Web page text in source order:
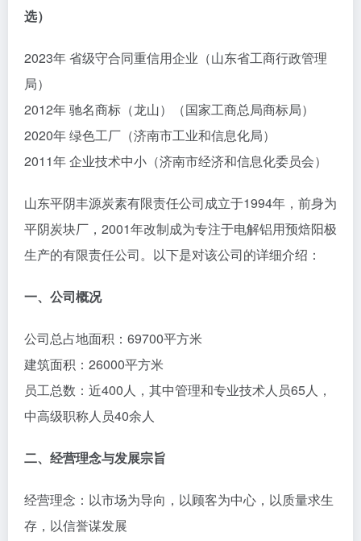
选）
2023年 省级守合同重信用企业（山东省工商行政管理
局）
2012年 驰名商标（龙山）（国家工商总局商标局）
2020年 绿色工厂（济南市工业和信息化局）
2011年 企业技术中小（济南市经济和信息化委员会）
山东平阴丰源炭素有限责任公司成立于1994年，前身为
平阴炭块厂，2001年改制成为专注于电解铝用预焙阳极
生产的有限责任公司。以下是对该公司的详细介绍：
一、公司概况
公司总占地面积：69700平方米
建筑面积：26000平方米
员工总数：近400人，其中管理和专业技术人员65人，
中高级职称人员40余人
二、经营理念与发展宗旨
经营理念：以市场为导向，以顾客为中心，以质量求生
存，以信誉谋发展